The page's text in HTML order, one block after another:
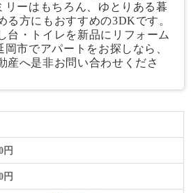
リーはもちろん、ゆとりある暮
る方にもおすすめの3DKです。
台・トイレを新品にリフォーム
岡市でアパートをお探しなら、
産へ是非お問い合わせくださ
円
円